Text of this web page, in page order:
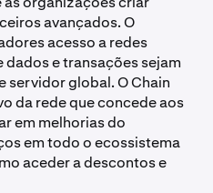
avançados. O
acesso a redes
e transações sejam
servidor global. O Chain
da rede que concede aos
em melhorias do
em todo o ecossistema
aceder a descontos e